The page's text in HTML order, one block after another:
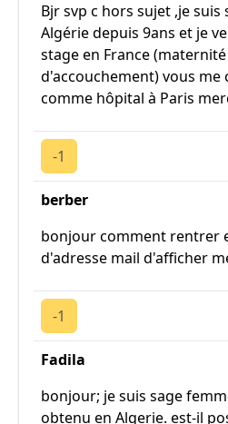
Bjr svp c hors sujet ,je suis
Algérie depuis 9ans et je
stage en France
d'accouchement) vous me
comme hôpital à Paris
-1
berber
bonjour comment rentrer
d'adresse mail d'afficher
-1
Fadila
bonjour; je suis sage
obtenu en Algerie. est-il